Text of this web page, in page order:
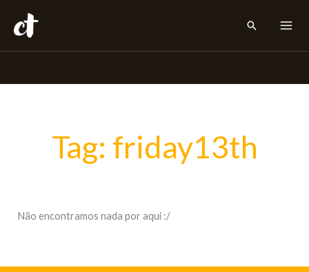
para
Pesquisar
Tag: friday13th
Não encontramos nada por aqui :/